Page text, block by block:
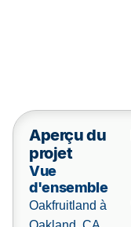
Aperçu du
projet
Vue
d'ensemble
Oakfruitland à